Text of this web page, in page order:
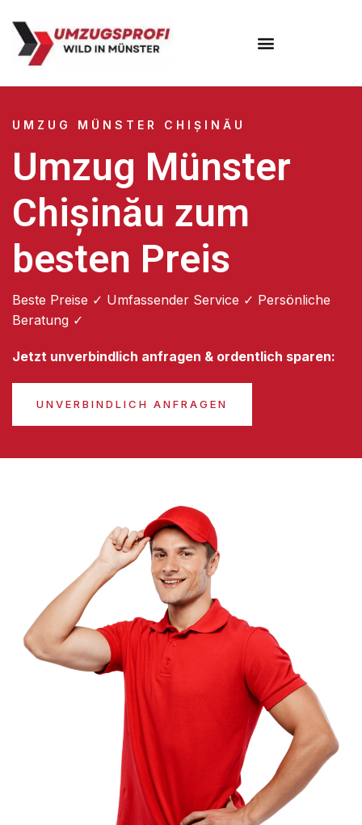
UMZUG MÜNSTER CHIȘINĂU
Umzug Münster
Chișinău zum
besten Preis
Beste Preise ✓ Umfassender Service ✓ Persönliche
Beratung ✓
Jetzt unverbindlich anfragen & ordentlich sparen:
UNVERBINDLICH ANFRAGEN